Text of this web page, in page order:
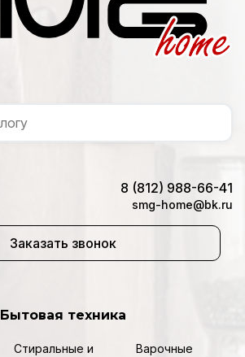
8 (812) 988-66-41
smg-home@bk.ru
Заказать звонок
Бытовая техника
Стиральные и
Варочные